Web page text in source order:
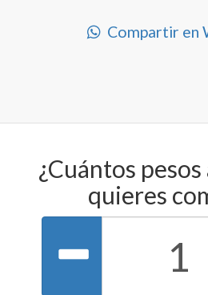
Compartir en
¿Cuántos
quieres